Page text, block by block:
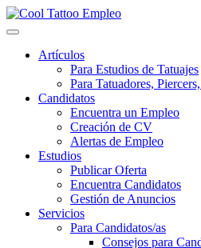
Skip
to
Artículos
Para Estudios de Tatuajes
Para Tatuadores,
Candidatos
Encuentra un Empleo
Creación de CV
Alertas de Empleo
Estudios
Publicar Oferta
Encuentra Candidatos
Gestión de Anuncios
Servicios
Para Candidatos/as
Consejos para